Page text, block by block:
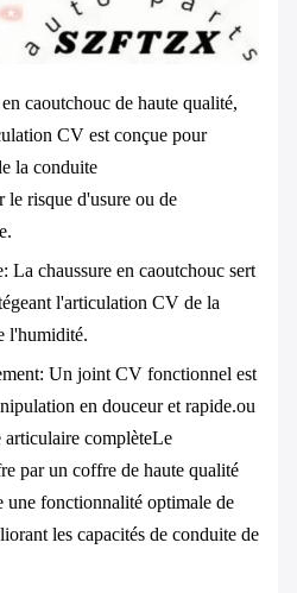
caoutchouc de haute qualité,
CV est conçue pour
la conduite
risque d'usure ou de
: La chaussure en caoutchouc sert
l'articulation CV de la
l'humidité.
: Un joint CV fonctionnel est
en douceur et rapide.ou
articulaire complèteLe
par un coffre de haute qualité
une fonctionnalité optimale de
les capacités de conduite de